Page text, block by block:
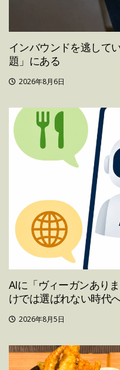
インバウンドを逃して
題」にある
2026年8月6日
AIに「ヴィーガンあり
けでは選ばれない時代
2026年8月5日